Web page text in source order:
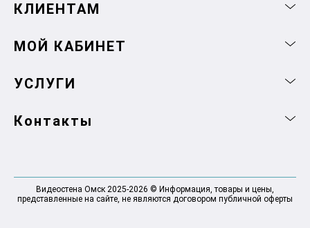
КЛИЕНТАМ
МОЙ КАБИНЕТ
УСЛУГИ
Контакты
Видеостена Омск 2025-2026 © Информация, товары и цены,
представленные на сайте, не являются договором публичной оферты